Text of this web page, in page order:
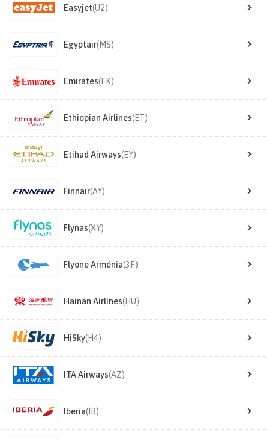
Easyjet(U2)
Egyptair(MS)
Emirates(EK)
Ethiopian Airlines(ET)
Etihad Airways(EY)
Finnair(AY)
Flynas(XY)
Flyone Arménia(3F)
Hainan Airlines(HU)
HiSky(H4)
ITA Airways(AZ)
Iberia(IB)